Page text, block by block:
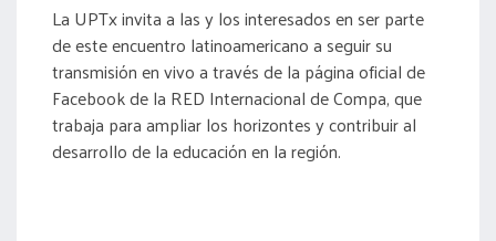
La UPTx invita a las y los interesados en ser parte
de este encuentro latinoamericano a seguir su
transmisión en vivo a través de la página oficial de
Facebook de la RED Internacional de Compa, que
trabaja para ampliar los horizontes y contribuir al
desarrollo de la educación en la región.